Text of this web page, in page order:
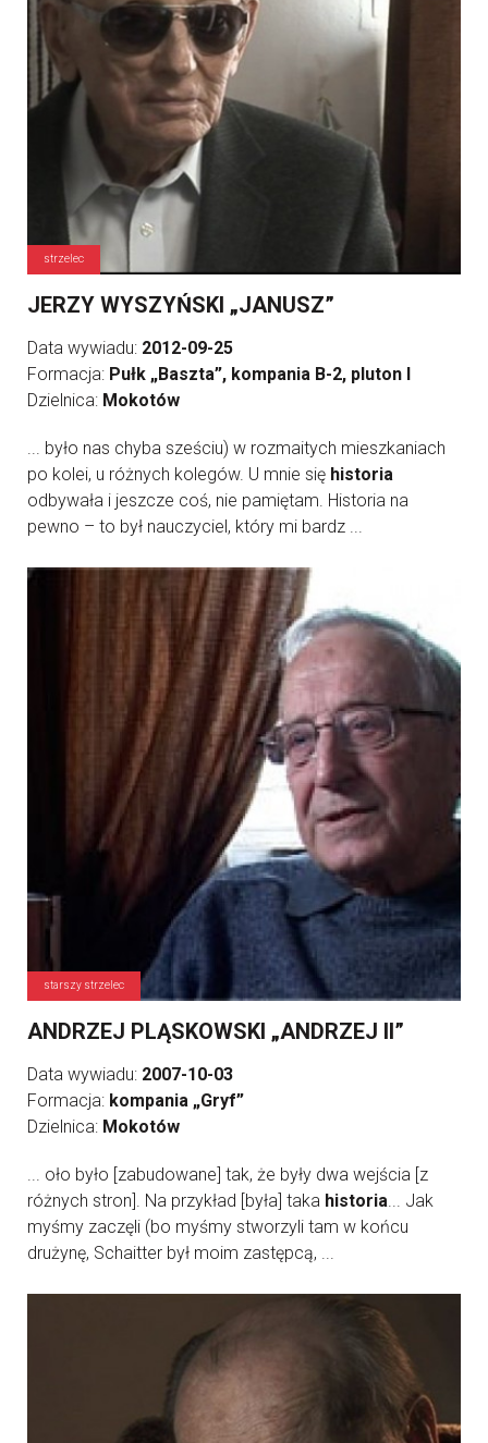
strzelec
JERZY WYSZYŃSKI „JANUSZ”
Data wywiadu: 2012-09-25
Formacja: Pułk „Baszta”, kompania B-2, pluton I
Dzielnica: Mokotów
... było nas chyba sześciu) w rozmaitych mieszkaniach
po kolei, u różnych kolegów. U mnie się historia
odbywała i jeszcze coś, nie pamiętam. Historia na
pewno – to był nauczyciel, który mi bardz ...
starszy strzelec
ANDRZEJ PLĄSKOWSKI „ANDRZEJ II”
Data wywiadu: 2007-10-03
Formacja: kompania „Gryf”
Dzielnica: Mokotów
... oło było [zabudowane] tak, że były dwa wejścia [z
różnych stron]. Na przykład [była] taka historia... Jak
myśmy zaczęli (bo myśmy stworzyli tam w końcu
drużynę, Schaitter był moim zastępcą, ...